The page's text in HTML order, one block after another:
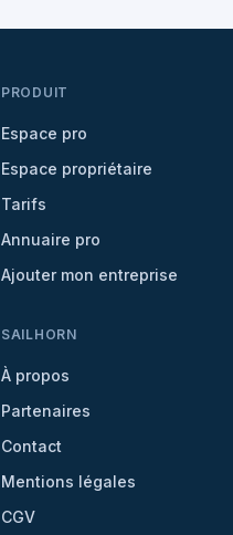
PRODUIT
Espace pro
Espace propriétaire
Tarifs
Annuaire pro
Ajouter mon entreprise
SAILHORN
À propos
Partenaires
Contact
Mentions légales
CGV